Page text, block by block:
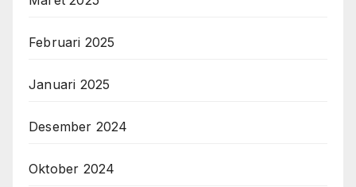
Februari 2025
Januari 2025
Desember 2024
Oktober 2024